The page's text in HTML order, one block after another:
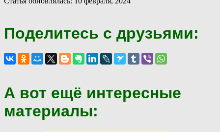
Поделитесь с друзьями:
А вот ещё интересные
материалы: